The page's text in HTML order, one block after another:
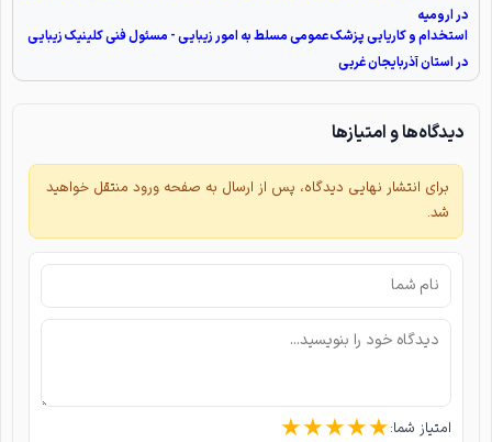
در ارومیه
استخدام و کاریابی پزشک عمومی مسلط به امور زیبایی - مسئول فنی کلینیک زیبایی
در استان آذربایجان غربی
دیدگاه‌ها و امتیازها
برای انتشار نهایی دیدگاه، پس از ارسال به صفحه ورود منتقل خواهید
شد.
امتیاز شما: ★★★★★